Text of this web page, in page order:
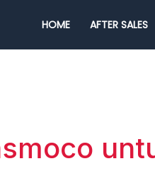
HOME AFTER SALES